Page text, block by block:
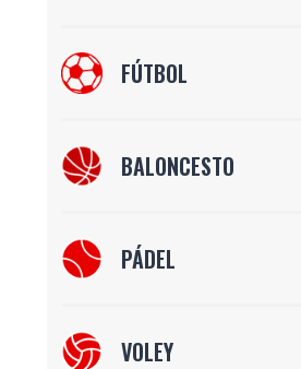
FÚTBOL
BALONCESTO
PÁDEL
VOLEY